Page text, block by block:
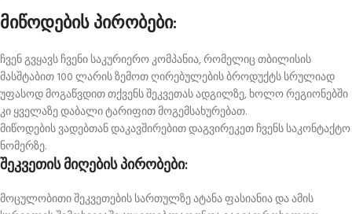
მიწოდების პირობები:
ჩვენ გვყავს ჩვენი საკურიერო კომპანია, რომელიც თბილისის
მასშტაბით 100 ლარის ზემოთ ღირებულების ბროდუქტს სრულიად
უფასოდ მოგაწვდით თქვენს შეკვეთას ადგილზე, ხოლო რეგიონებში
კი ყველაზე დაბალი ტარიფით მოგემსახურებათ.
მიწოდების ვადებთან დაკავშირებით დაგვირეკეთ ჩვენს საკონტაქტო
ნომერზე.
შეკვეთის მიღების პირობები:
მოცულობითი შეკვეთების სართულზე ატანა ფასიანია და ამის